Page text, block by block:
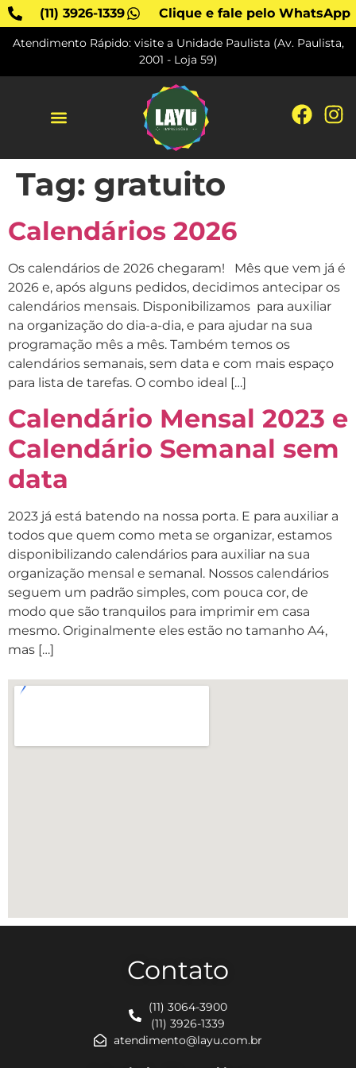
(11) 3926-1339 Clique e fale pelo WhatsApp
Atendimento Rápido: visite a Unidade Paulista (Av. Paulista,
2001 - Loja 59)
Tag: gratuito
Calendários 2026
Os calendários de 2026 chegaram! Mês que vem já é
2026 e, após alguns pedidos, decidimos antecipar os
calendários mensais. Disponibilizamos para auxiliar
na organização do dia-a-dia, e para ajudar na sua
programação mês a mês. Também temos os
calendários semanais, sem data e com mais espaço
para lista de tarefas. O combo ideal […]
Calendário Mensal 2023 e
Calendário Semanal sem
data
2023 já está batendo na nossa porta. E para auxiliar a
todos que quem como meta se organizar, estamos
disponibilizando calendários para auxiliar na sua
organização mensal e semanal. Nossos calendários
seguem um padrão simples, com pouca cor, de
modo que são tranquilos para imprimir em casa
mesmo. Originalmente eles estão no tamanho A4,
mas […]
Contato
(11) 3064-3900
(11) 3926-1339
atendimento@layu.com.br